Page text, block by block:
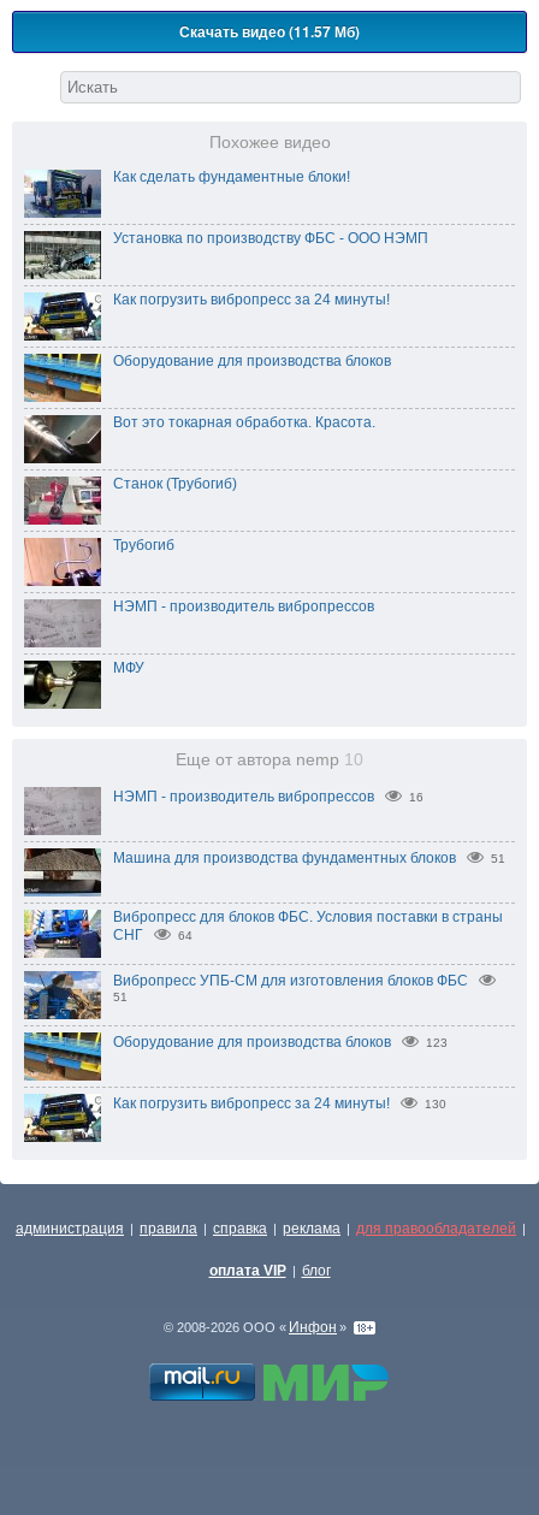
Скачать видео (11.57 Мб)
Похожее видео
Как сделать фундаментные блоки!
Установка по производству ФБС - ООО НЭМП
Как погрузить вибропресс за 24 минуты!
Оборудование для производства блоков
Вот это токарная обработка. Красота.
Станок (Трубогиб)
Трубогиб
НЭМП - производитель вибропрессов
МФУ
Еще от автора nemp 10
НЭМП - производитель вибропрессов 16
Машина для производства фундаментных блоков 51
Вибропресс для блоков ФБС. Условия поставки в страны
СНГ
64
Вибропресс УПБ-СМ для изготовления блоков ФБС
51
Оборудование для производства блоков 123
Как погрузить вибропресс за 24 минуты! 130
администрация | правила | справка | реклама | для правообладателей |
оплата VIP | блог
© 2008-2026 ООО « Инфон »